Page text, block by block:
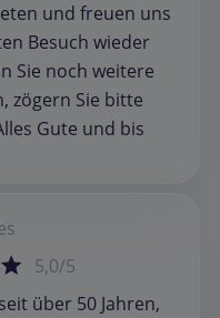
und freuen uns
Besuch wieder
Sie noch weitere
zögern Sie bitte
Gute und bis
5,0/5
über 50 Jahren,